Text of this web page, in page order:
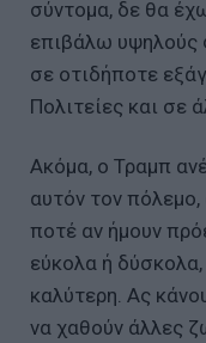
σύντομα, δε θα
επιβάλω υψηλούς
σε οτιδήποτε
Πολιτείες και σε
Ακόμα, ο Τραμπ
αυτόν τον πόλεμο,
ποτέ αν ήμουν
εύκολα ή
καλύτερη. Ας
να χαθούν άλλες